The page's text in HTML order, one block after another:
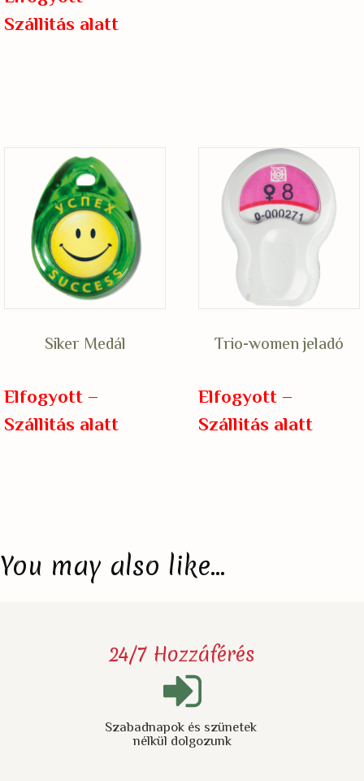
Szállitás alatt
Siker Medál
Elfogyott –
Szállitás alatt
Trio-women jeladó
Elfogyott –
Szállitás alatt
You may also like…
24/7 Hozzáférés
Szabadnapok és szünetek
nélkül dolgozunk